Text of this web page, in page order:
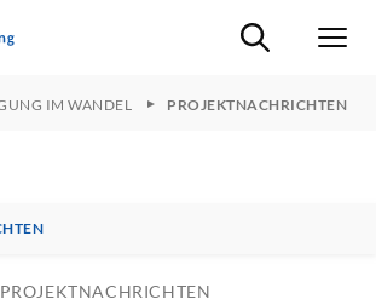
Suche ein-/
IM WANDEL PROJEKTNACHRICHTEN
PROJEKTNACHRICHTEN